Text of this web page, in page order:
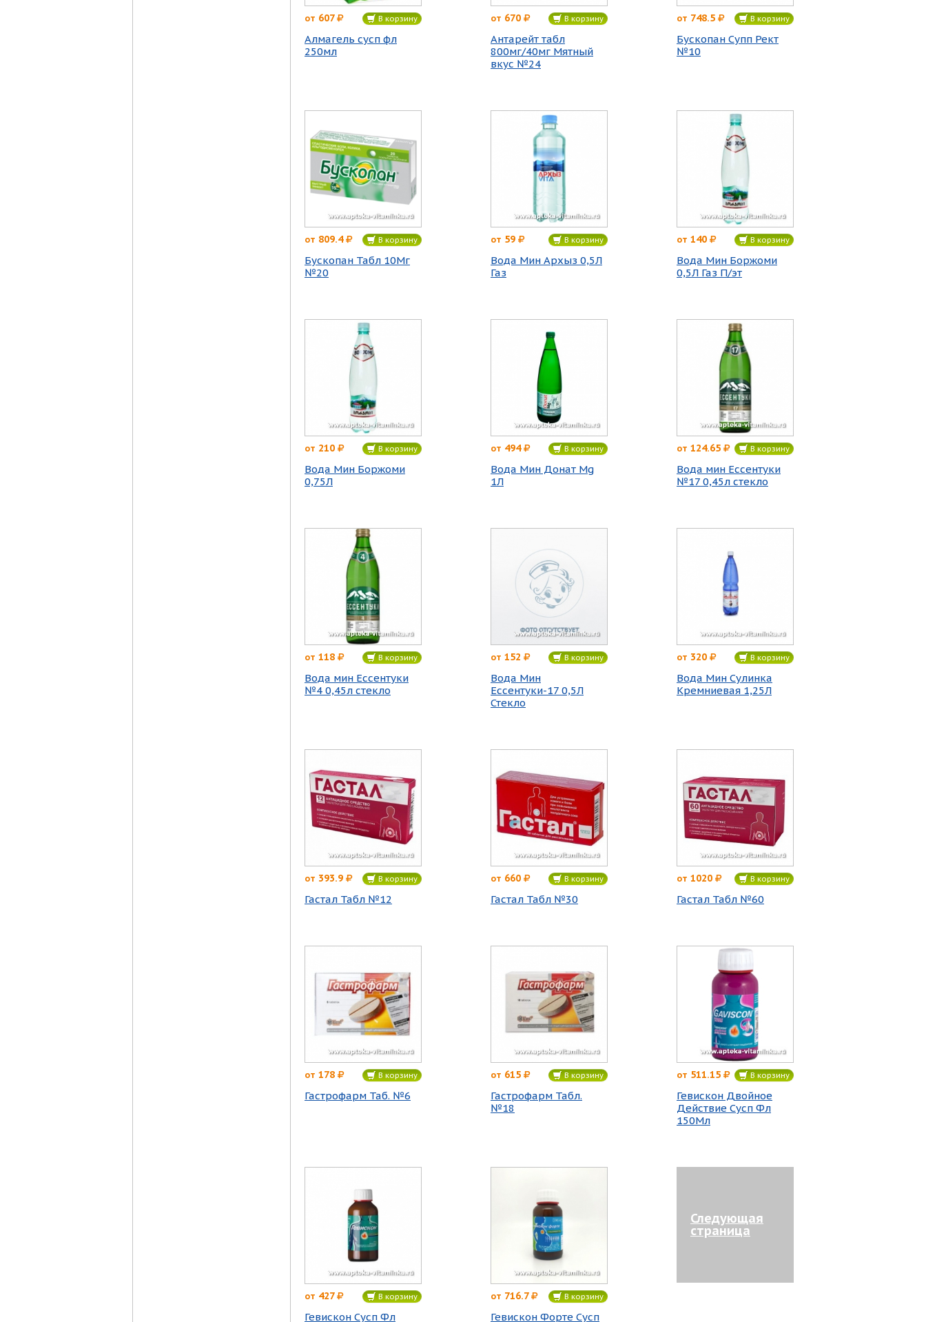
от 607 В корзину
Алмагель сусп фл
250мл
от 670 В корзину
Антарейт табл
800мг/40мг Мятный
вкус №24
от 748.5 В корзину
Бускопан Супп Рект
№10
от 809.4 В корзину
Бускопан Табл 10Мг
№20
от 59 В корзину
Вода Мин Архыз 0,5Л
Газ
от 140 В корзину
Вода Мин Боржоми
0,5Л Газ П/эт
от 210 В корзину
Вода Мин Боржоми
0,75Л
от 494 В корзину
Вода Мин Донат Mg
1Л
от 124.65 В корзину
Вода мин Ессентуки
№17 0,45л стекло
от 118 В корзину
Вода мин Ессентуки
№4 0,45л стекло
от 152 В корзину
Вода Мин
Ессентуки-17 0,5Л
Стекло
от 320 В корзину
Вода Мин Сулинка
Кремниевая 1,25Л
от 393.9 В корзину
Гастал Табл №12
от 660 В корзину
Гастал Табл №30
от 1020 В корзину
Гастал Табл №60
от 178 В корзину
Гастрофарм Таб. №6
от 615 В корзину
Гастрофарм Табл.
№18
от 511.15 В корзину
Гевискон Двойное
Действие Сусп Фл
150Мл
от 427 В корзину
Гевискон Сусп Фл
от 716.7 В корзину
Гевискон Форте Сусп
Следующая
страница